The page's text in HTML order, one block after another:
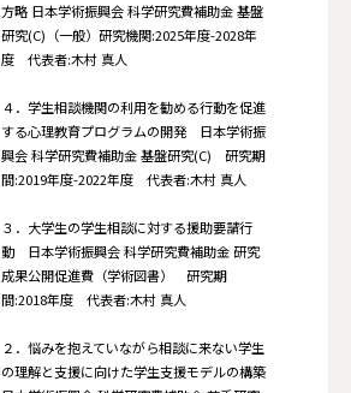
方略 日本学術振興会 科学研究費補助金 基盤
研究(C)（一般）研究機関:2025年度-2028年
度 代表者:木村 真人
４．学生相談機関の利用を勧める行動を促進
する心理教育プログラムの開発 日本学術振
興会 科学研究費補助金 基盤研究(C) 研究期
間:2019年度-2022年度 代表者:木村 真人
３．大学生の学生相談に対する援助要請行
動 日本学術振興会 科学研究費補助金 研究
成果公開促進費（学術図書） 研究期
間:2018年度 代表者:木村 真人
２．悩みを抱えていながら相談に来ない学生
の理解と支援に向けた学生支援モデルの構築